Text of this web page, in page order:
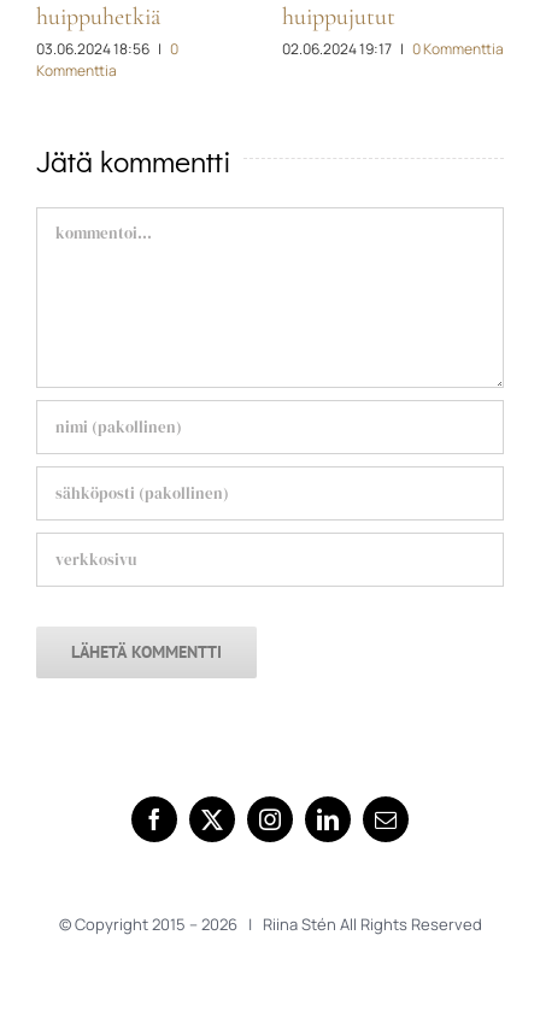
huippuhetkiä
03.06.2024 18:56 | 0
Kommenttia
huippujutut
02.06.2024 19:17 | 0 Kommenttia
Jätä kommentti
Comment
© Copyright 2015 – 2026 | Riina Stén All Rights Reserved